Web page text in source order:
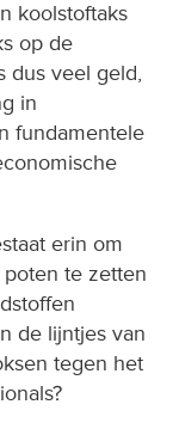
koolstoftaks
op de
dus veel geld,
in
fundamentele
erin om
te zetten
de lijntjes van
tegen het